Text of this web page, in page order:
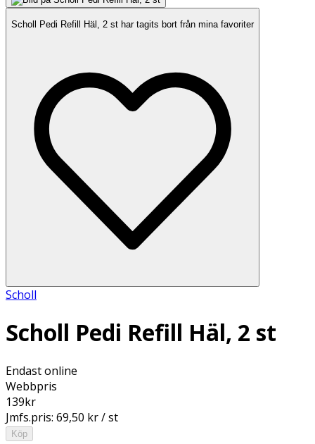
Scholl Pedi Refill Häl, 2 st har tagits bort från mina favoriter
Scholl
Scholl Pedi Refill Häl, 2 st
Endast online
Webbpris
139kr
Jmfs.pris: 69,50 kr / st
Köp